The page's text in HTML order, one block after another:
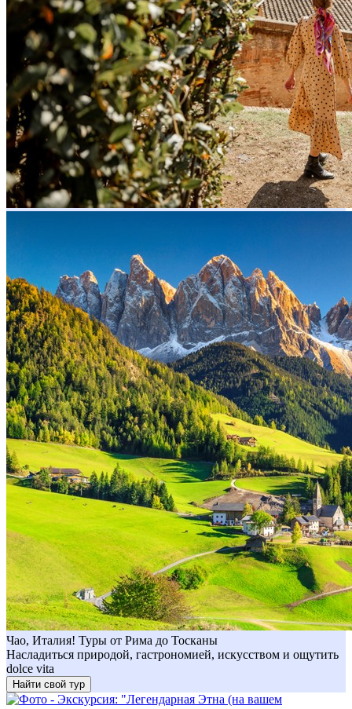
Чао, Италия! Туры от Рима до Тосканы
Насладиться природой, гастрономией, искусством и ощутить
dolce vita
Найти свой тур